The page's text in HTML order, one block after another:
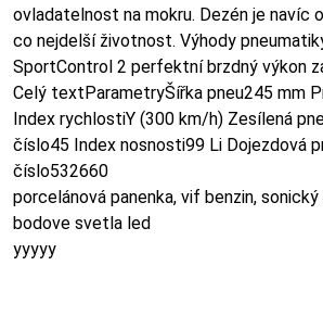
ovladatelnost na mokru. Dezén je navíc
co nejdelší životnost. Výhody
SportControl 2 perfektní brzdný výkon
Celý textParametryŠířka pneu245 mm
Index rychlostiY (300 km/h) Zesílená
číslo45 Index nosnosti99 Li Dojezdová
číslo532660
porcelánová panenka, vif benzin,
bodove svetla led
yyyyy